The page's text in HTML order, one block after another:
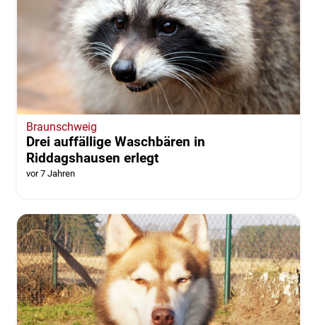
Braunschweig
Drei auffällige Waschbären in
Riddagshausen erlegt
vor 7 Jahren